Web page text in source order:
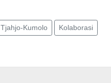
Tjahjo-Kumolo Kolaborasi